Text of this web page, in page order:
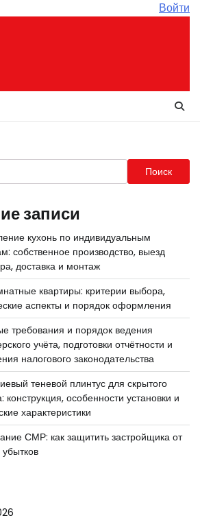
Войти
Поиск
записи
кухонь по индивидуальным
собственное производство, выезд
доставка и монтаж
квартиры: критерии выбора,
аспекты и порядок оформления
требования и порядок ведения
учёта, подготовки отчётности и
налогового законодательства
теневой плинтус для скрытого
конструкция, особенности установки и
характеристики
СМР: как защитить застройщика от